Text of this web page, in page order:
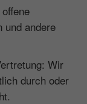
und andere
Wir
durch oder